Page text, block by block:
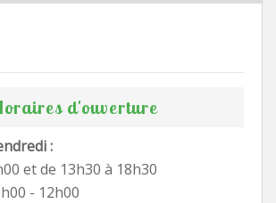
d'ouverture
:
et de 13h30 à 18h30
- 12h00